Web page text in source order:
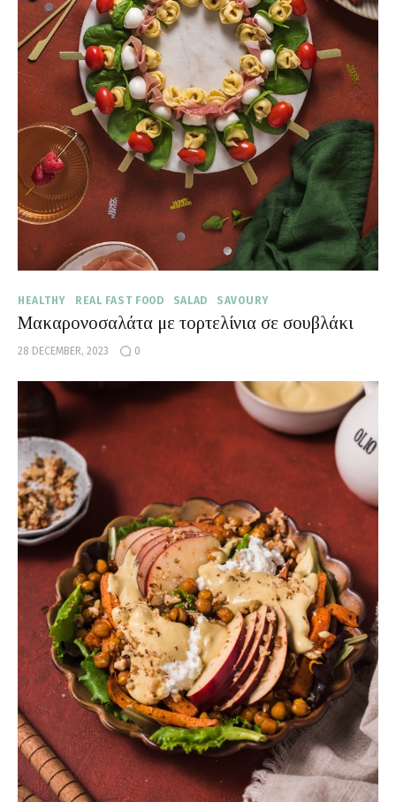
HEALTHY REAL FAST FOOD SALAD SAVOURY
Μακαρονοσαλάτα με τορτελίνια σε σουβλάκι
28 DECEMBER, 2023 0